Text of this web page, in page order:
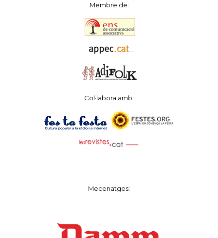
Membre de:
Col·labora amb:
Mecenatges: